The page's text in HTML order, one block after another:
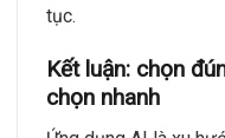
tục.
Kết luận: chọn
chọn nhanh